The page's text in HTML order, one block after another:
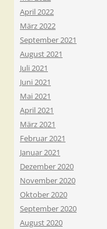
April 2022
März 2022
September 2021
August 2021
Juli 2021
Juni 2021
Mai 2021
April 2021
März 2021
Februar 2021
Januar 2021
Dezember 2020
November 2020
Oktober 2020
September 2020
August 2020